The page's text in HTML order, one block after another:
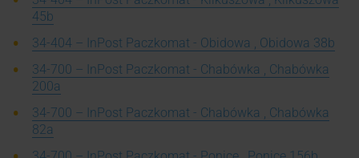
45b
34-404 – InPost Paczkomat - Obidowa , Obidowa 38b
34-700 – InPost Paczkomat - Chabówka , Chabówka
200a
34-700 – InPost Paczkomat - Chabówka , Chabówka
82a